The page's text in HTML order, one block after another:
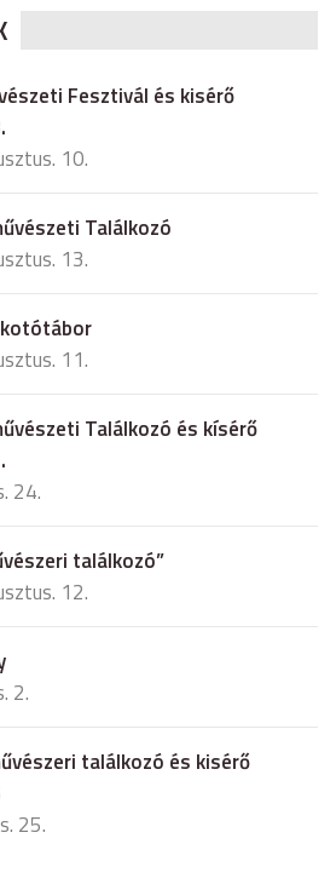
Fesztivál és kisérő
10.
Találkozó
13.
11.
Találkozó és kísérő
24.
találkozó”
12.
2.
találkozó és kisérő
25.